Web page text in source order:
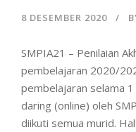
8 DESEMBER 2020
SMPIA21 – Penilaian
pembelajaran 2020/
pembelajaran selama
daring (online) oleh
diikuti semua murid.